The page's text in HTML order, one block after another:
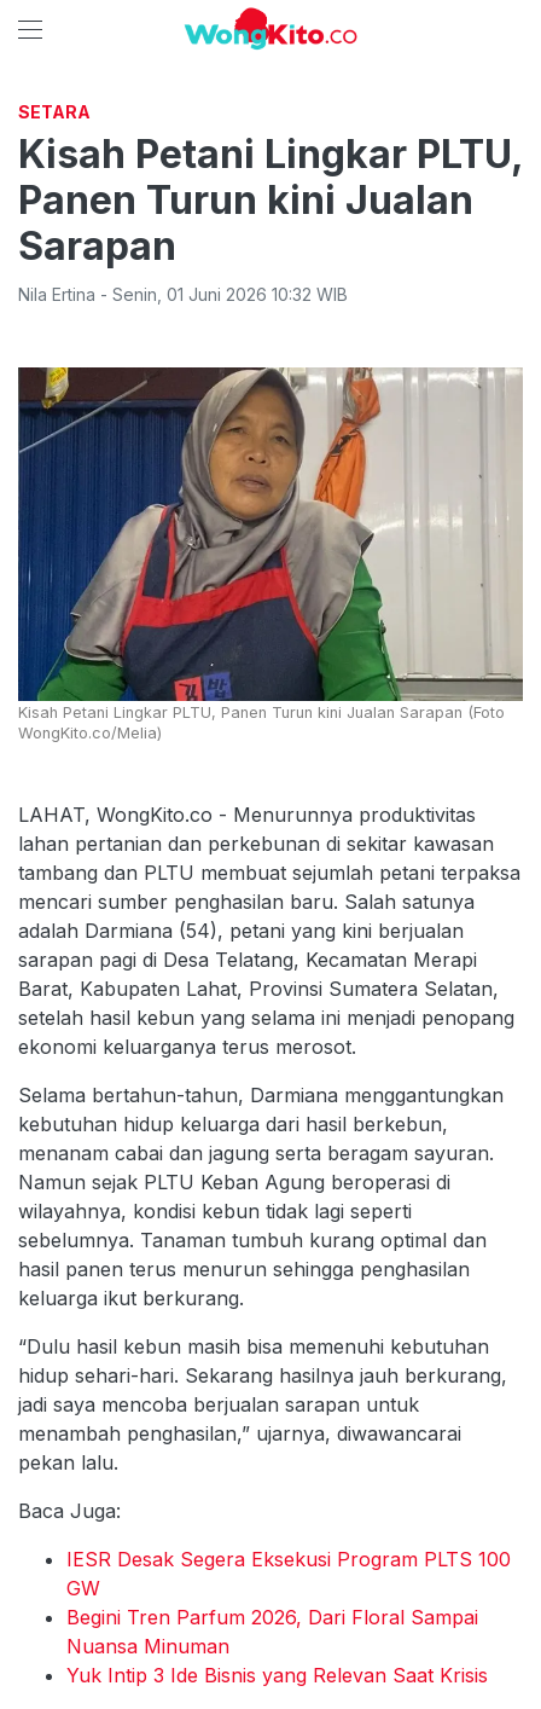
SETARA
Kisah Petani Lingkar PLTU,
Panen Turun kini Jualan
Sarapan
Nila Ertina - Senin 01 Juni 2026 10:32 WIB
Kisah Petani Lingkar PLTU, Panen Turun kini Jualan Sarapan (Foto
WongKito.co/Melia)
LAHAT, WongKito.co - Menurunnya produktivitas
lahan pertanian dan perkebunan di sekitar kawasan
tambang dan PLTU membuat sejumlah petani terpaksa
mencari sumber penghasilan baru. Salah satunya
adalah Darmiana (54), petani yang kini berjualan
sarapan pagi di Desa Telatang, Kecamatan Merapi
Barat, Kabupaten Lahat, Provinsi Sumatera Selatan,
setelah hasil kebun yang selama ini menjadi penopang
ekonomi keluarganya terus merosot.
Selama bertahun-tahun, Darmiana menggantungkan
kebutuhan hidup keluarga dari hasil berkebun,
menanam cabai dan jagung serta beragam sayuran.
Namun sejak PLTU Keban Agung beroperasi di
wilayahnya, kondisi kebun tidak lagi seperti
sebelumnya. Tanaman tumbuh kurang optimal dan
hasil panen terus menurun sehingga penghasilan
keluarga ikut berkurang.
“Dulu hasil kebun masih bisa memenuhi kebutuhan
hidup sehari-hari. Sekarang hasilnya jauh berkurang,
jadi saya mencoba berjualan sarapan untuk
menambah penghasilan,” ujarnya, diwawancarai
pekan lalu.
Baca Juga:
IESR Desak Segera Eksekusi Program PLTS 100
GW
Begini Tren Parfum 2026, Dari Floral Sampai
Nuansa Minuman
Yuk Intip 3 Ide Bisnis yang Relevan Saat Krisis